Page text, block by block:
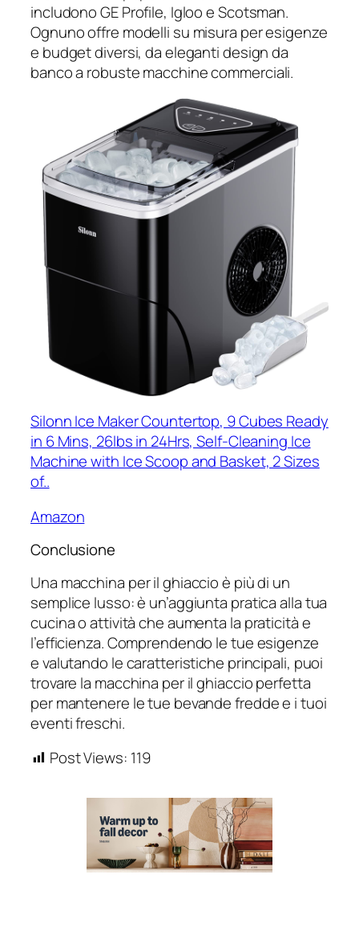
includono GE Profile, Igloo e Scotsman.
Ognuno offre modelli su misura per esigenze
e budget diversi, da eleganti design da
banco a robuste macchine commerciali.
Silonn Ice Maker Countertop, 9 Cubes Ready
in 6 Mins, 26lbs in 24Hrs, Self-Cleaning Ice
Machine with Ice Scoop and Basket, 2 Sizes
of..
Amazon
Conclusione
Una macchina per il ghiaccio è più di un
semplice lusso: è un’aggiunta pratica alla tua
cucina o attività che aumenta la praticità e
l’efficienza. Comprendendo le tue esigenze
e valutando le caratteristiche principali, puoi
trovare la macchina per il ghiaccio perfetta
per mantenere le tue bevande fredde e i tuoi
eventi freschi.
Post Views: 119